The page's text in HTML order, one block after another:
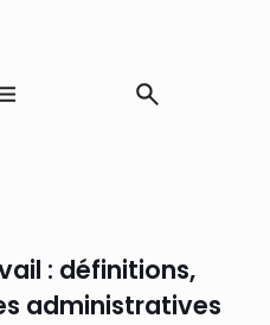
: définitions,
administratives